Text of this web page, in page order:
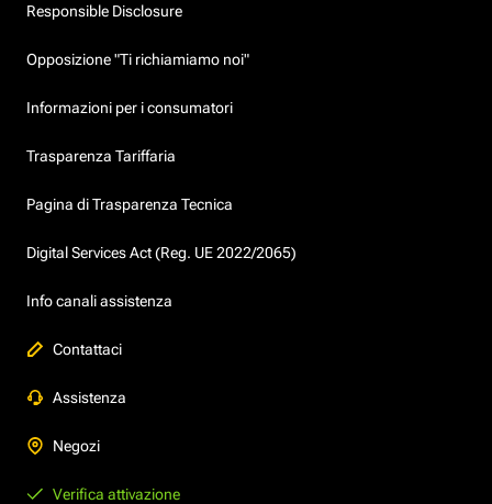
Responsible Disclosure
Opposizione "Ti richiamiamo noi"
Informazioni per i consumatori
Trasparenza Tariffaria
Pagina di Trasparenza Tecnica
Digital Services Act (Reg. UE 2022/2065)
Info canali assistenza
Contattaci
Assistenza
Negozi
Verifica attivazione